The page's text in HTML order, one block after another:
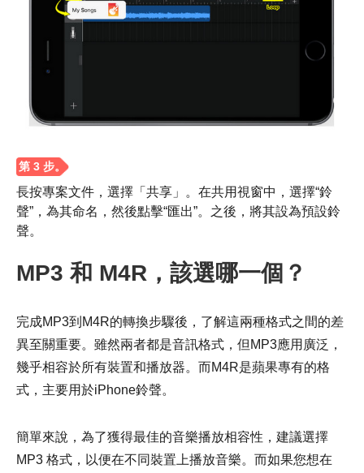
長按專案文件，選擇「共享」。在共用視窗中，選擇“鈴
聲”，為其命名，然後點擊“匯出”。之後，將其設為預設鈴
聲。
MP3 和 M4R，該選哪一個？
完成MP3到M4R的轉換步驟後，了解這兩種格式之間的差
異至關重要。雖然兩者都是音訊格式，但MP3應用廣泛，
幾乎相容於所有裝置和播放器。而M4R是蘋果專有的格
式，主要用於iPhone鈴聲。
簡單來說，為了獲得最佳的音樂播放相容性，建議選擇
MP3 格式，以便在不同裝置上播放音樂。而如果您想在